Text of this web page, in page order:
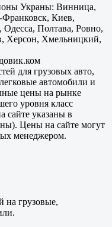
Украны: Винница,
Киев,
Полтава, Ровно,
Херсон, Хмельницкий,
для грузовых авто,
автомобили и
цены на рынке
уровня класс
сайте указаны в
Цены на сайте могут
менеджером.
на грузовые,